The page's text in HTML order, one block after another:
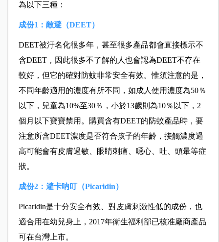
為以下三種：
成份1：敵避（DEET）
DEET被汙名化很多年，甚至很多產品都會直接標示不
含DEET，因此很多不了解的人也會認為DEET不存在
較好，但它的確對防蚊非常安全有效。惟須注意的是，
不同年齡適用的濃度有所不同，如成人使用濃度為50％
以下，兒童為10%至30％，小於13歲則為10％以下，2
個月以下寶寶禁用。購買含有DEET的防蚊產品時，要
注意所含DEET濃度是否符合孩子的年齡， 接觸濃度過
高可能會有皮膚過敏、眼睛刺痛、噁心、吐、頭暈等症
狀。
成份2：避卡吶叮（Picaridin）
Picaridin是十分安全有效、對皮膚刺激性低的成份，也
適合用在幼兒身上，2017年衛生福利部已核准廠商產品
可在台灣上市。